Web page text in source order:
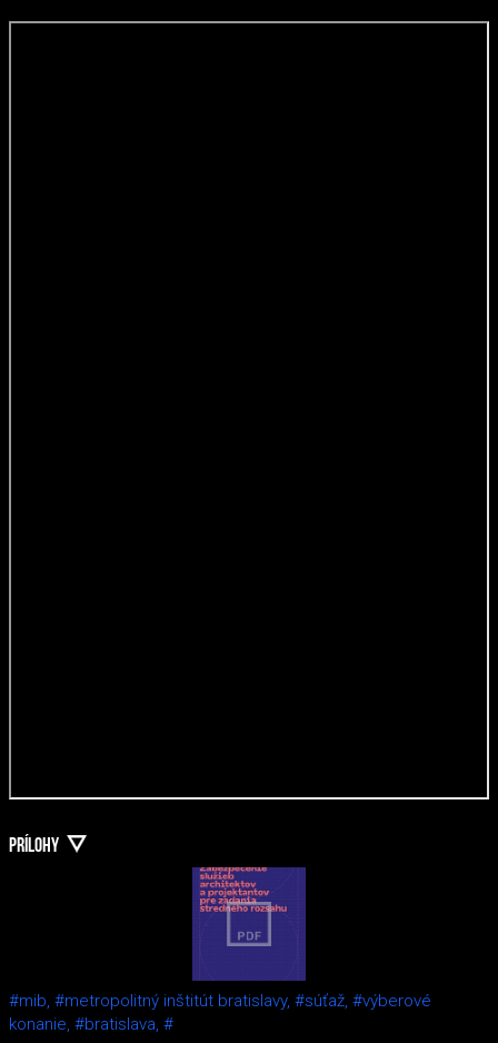
PRÍLOHY
#mib, #metropolitný inštitút bratislavy, #súťaž, #výberové
konanie, #bratislava, #